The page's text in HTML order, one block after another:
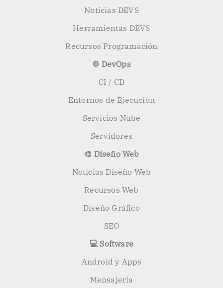
Noticias DEVS
Herramientas DEVS
Recursos Programación
⚙️ DevOps
CI / CD
Entornos de Ejecución
Servicios Nube
Servidores
🎨 Diseño Web
Noticias Diseño Web
Recursos Web
Diseño Gráfico
SEO
💻 Software
Android y Apps
Mensajería